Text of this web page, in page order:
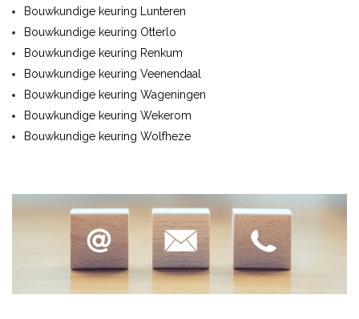
Bouwkundige keuring Lunteren
Bouwkundige keuring Otterlo
Bouwkundige keuring Renkum
Bouwkundige keuring Veenendaal
Bouwkundige keuring Wageningen
Bouwkundige keuring Wekerom
Bouwkundige keuring Wolfheze